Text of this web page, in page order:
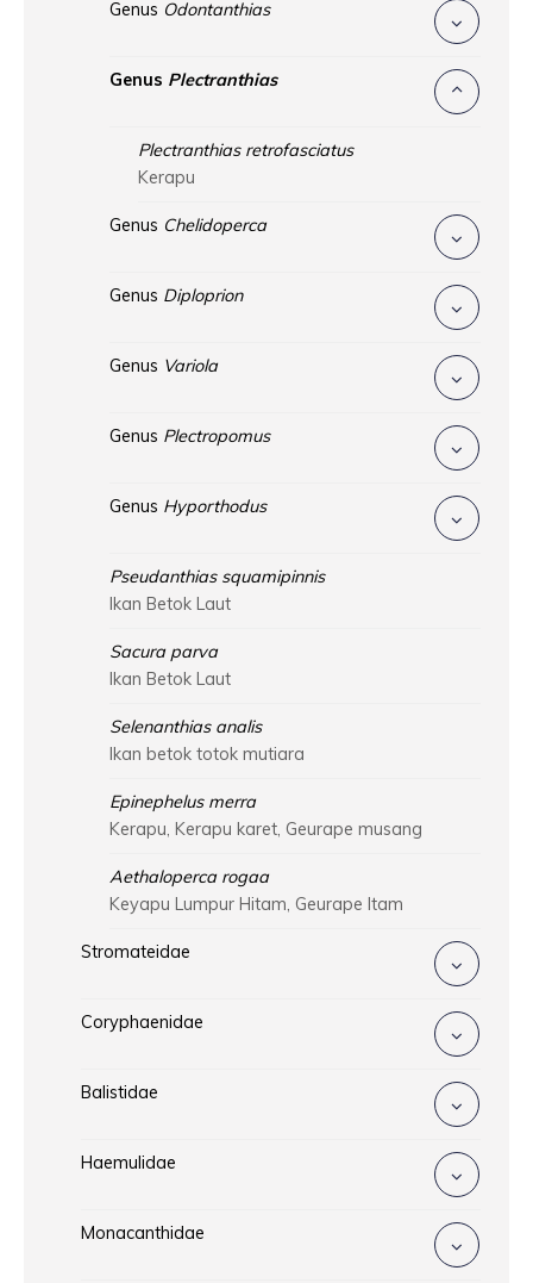
Genus Odontanthias
Genus Plectranthias
Plectranthias retrofasciatus
Kerapu
Genus Chelidoperca
Genus Diploprion
Genus Variola
Genus Plectropomus
Genus Hyporthodus
Pseudanthias squamipinnis
Ikan Betok Laut
Sacura parva
Ikan Betok Laut
Selenanthias analis
Ikan betok totok mutiara
Epinephelus merra
Kerapu, Kerapu karet, Geurape musang
Aethaloperca rogaa
Keyapu Lumpur Hitam, Geurape Itam
Stromateidae
Coryphaenidae
Balistidae
Haemulidae
Monacanthidae